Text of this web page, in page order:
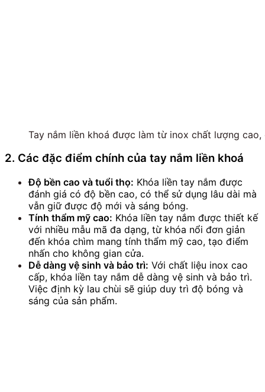
Tay nắm liền khoá được làm từ inox chất lượng
2. Các đặc điểm chính của tay nắm liền khoá
Độ bền cao và tuổi thọ: Khóa liền tay nắm được
đánh giá có độ bền cao, có thể sử dụng lâu dài mà
vẫn giữ được độ mới và sáng bóng.
Tính thẩm mỹ cao: Khóa liền tay nắm được thiết kế
với nhiều mẫu mã đa dạng, từ khóa nổi đơn giản
đến khóa chìm mang tính thẩm mỹ cao, tạo điểm
nhấn cho không gian cửa.
Dễ dàng vệ sinh và bảo trì: Với chất liệu inox cao
cấp, khóa liền tay nắm dễ dàng vệ sinh và bảo trì.
Việc định kỳ lau chùi sẽ giúp duy trì độ bóng và
sáng của sản phẩm.